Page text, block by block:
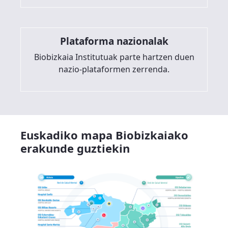
Plataforma nazionalak
Biobizkaia Institutuak parte hartzen duen
nazio-plataformen zerrenda.
Euskadiko mapa Biobizkaiako
erakunde guztiekin